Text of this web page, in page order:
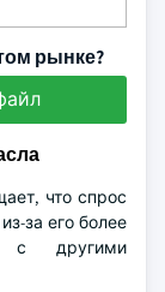
рынке?
что спрос
за его более
с другими